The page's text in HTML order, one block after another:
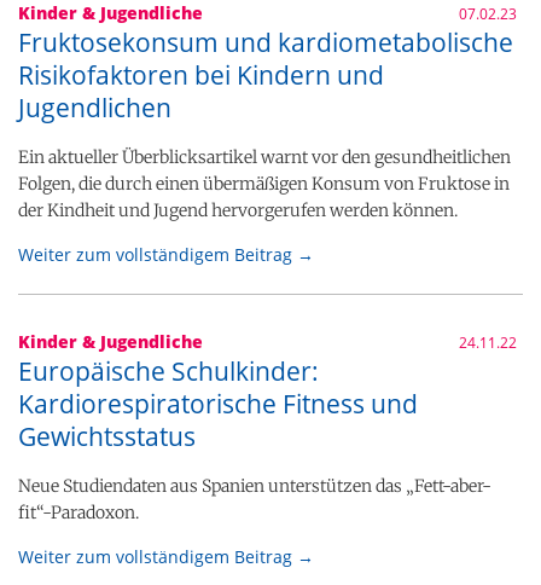
Kinder & Jugendliche 07.02.23
Fruktosekonsum und kardiometabolische
Risikofaktoren bei Kindern und
Jugendlichen
Ein aktueller Überblicksartikel warnt vor den gesundheitlichen
Folgen, die durch einen übermäßigen Konsum von Fruktose in
der Kindheit und Jugend hervorgerufen werden können.
Weiter zum vollständigem Beitrag →
Kinder & Jugendliche 24.11.22
Europäische Schulkinder:
Kardiorespiratorische Fitness und
Gewichtsstatus
Neue Studiendaten aus Spanien unterstützen das „Fett-aber-
fit“-Paradoxon.
Weiter zum vollständigem Beitrag →